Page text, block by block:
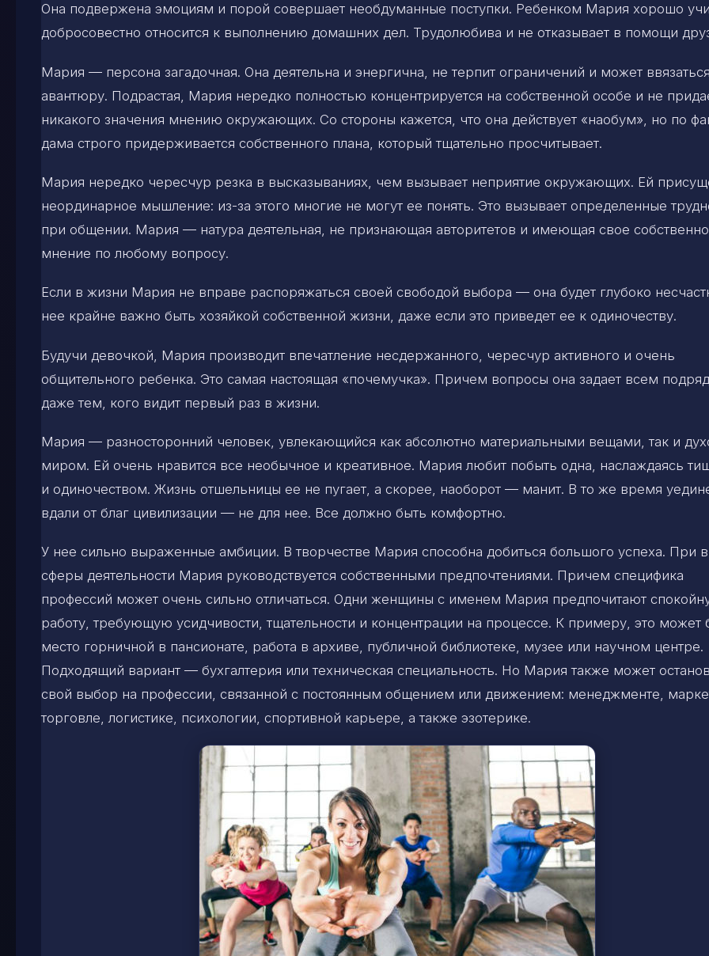
Она подвержена эмоциям и порой совершает необдуманные поступки. Ребенком Мария хорошо
добросовестно относится к выполнению домашних дел. Трудолюбива и не отказывает в помощи
Мария — персона загадочная. Она деятельна и энергична, не терпит ограничений и может
авантюру. Подрастая, Мария нередко полностью концентрируется на собственной особе и не
никакого значения мнению окружающих. Со стороны кажется, что она действует «наобум», но по
дама строго придерживается собственного плана, который тщательно просчитывает.
Мария нередко чересчур резка в высказываниях, чем вызывает неприятие окружающих. Ей
неординарное мышление: из-за этого многие не могут ее понять. Это вызывает определенные
при общении. Мария — натура деятельная, не признающая авторитетов и имеющая свое
мнение по любому вопросу.
Если в жизни Мария не вправе распоряжаться своей свободой выбора — она будет глубоко
нее крайне важно быть хозяйкой собственной жизни, даже если это приведет ее к одиночеству.
Будучи девочкой, Мария производит впечатление несдержанного, чересчур активного и очень
общительного ребенка. Это самая настоящая «почемучка». Причем вопросы она задает всем
даже тем, кого видит первый раз в жизни.
Мария — разносторонний человек, увлекающийся как абсолютно материальными вещами, так и
миром. Ей очень нравится все необычное и креативное. Мария любит побыть одна, наслаждаясь
и одиночеством. Жизнь отшельницы ее не пугает, а скорее, наоборот — манит. В то же время
вдали от благ цивилизации — не для нее. Все должно быть комфортно.
У нее сильно выраженные амбиции. В творчестве Мария способна добиться большого успеха. При
сферы деятельности Мария руководствуется собственными предпочтениями. Причем специфика
профессий может очень сильно отличаться. Одни женщины с именем Мария предпочитают
работу, требующую усидчивости, тщательности и концентрации на процессе. К примеру, это может
место горничной в пансионате, работа в архиве, публичной библиотеке, музее или научном центре.
Подходящий вариант — бухгалтерия или техническая специальность. Но Мария также может
свой выбор на профессии, связанной с постоянным общением или движением: менеджменте,
торговле, логистике, психологии, спортивной карьере, а также эзотерике.